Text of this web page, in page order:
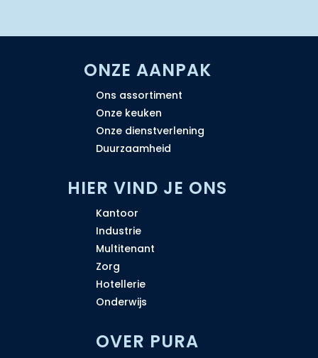
ONZE AANPAK
Ons assortiment
Onze keuken
Onze dienstverlening
Duurzaamheid
HIER VIND JE ONS
Kantoor
Industrie
Multitenant
Zorg
Hotellerie
Onderwijs
OVER PURA